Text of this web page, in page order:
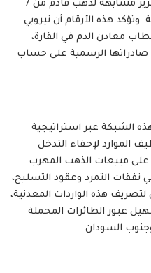
في الصادرات الكينية إلى عمليات تمرير مشابهة لذهب قادم من 7
هذه الأرقام أن نيروبي
معادن الدم في القارة،
صادراتها الرسمية على حساب
الشبكة عبر استراتيجية
الموارد لإخفاء التدخل
على مبيعات الذهب المهرب
التمرد وعقود التسليح،
هذه الواردات المعدنية،
عبور الطائرات المحملة
وجنوب السودان.